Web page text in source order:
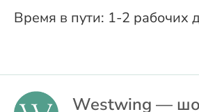
1-2 рабочих
Westwing —